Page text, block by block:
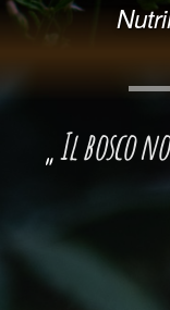
„Il bosco